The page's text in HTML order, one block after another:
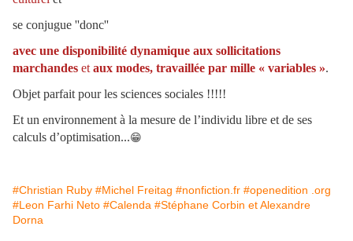
se conjugue ''donc''
avec une disponibilité dynamique aux sollicitations
marchandes et aux modes, travaillée par mille « variables ».
Objet parfait pour les sciences sociales !!!!!
Et un environnement à la mesure de l’individu libre et de ses
calculs d’optimisation...😁
#Christian Ruby #Michel Freitag #nonfiction.fr #openedition .org
#Leon Farhi Neto #Calenda #Stéphane Corbin et Alexandre
Dorna